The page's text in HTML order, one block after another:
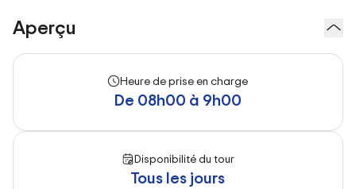
Aperçu
Heure de prise en charge
De 08h00 à 9h00
Disponibilité du tour
Tous les jours